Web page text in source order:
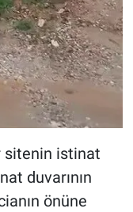
sitenin istinat
duvarının
önüne